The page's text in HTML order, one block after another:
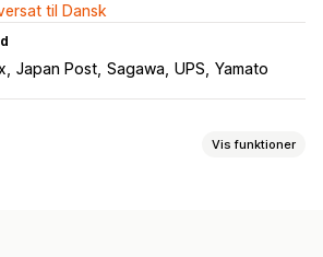
til Dansk
Japan Post Sagawa UPS Yamato
Vis funktioner